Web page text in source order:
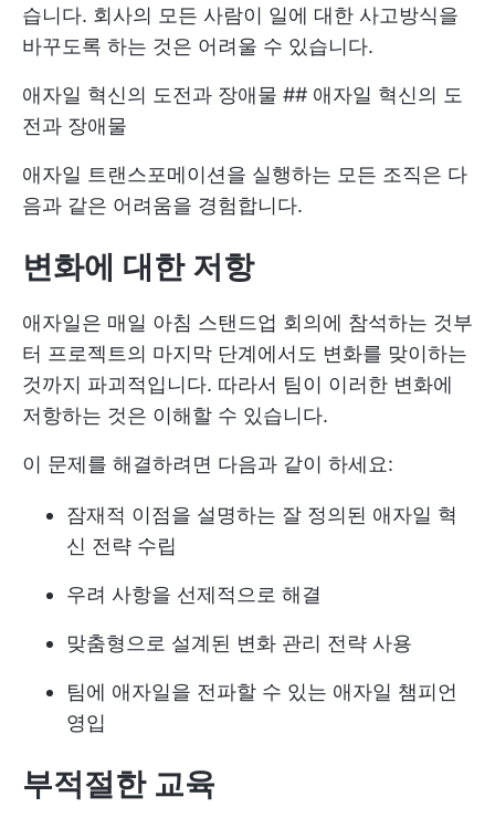
습니다. 회사의 모든 사람이 일에 대한 사고방식을
바꾸도록 하는 것은 어려울 수 있습니다.
애자일 혁신의 도전과 장애물 ## 애자일 혁신의 도
전과 장애물
애자일 트랜스포메이션을 실행하는 모든 조직은 다
음과 같은 어려움을 경험합니다.
변화에 대한 저항
애자일은 매일 아침 스탠드업 회의에 참석하는 것부
터 프로젝트의 마지막 단계에서도 변화를 맞이하는
것까지 파괴적입니다. 따라서 팀이 이러한 변화에
저항하는 것은 이해할 수 있습니다.
이 문제를 해결하려면 다음과 같이 하세요:
잠재적 이점을 설명하는 잘 정의된 애자일 혁
신 전략 수립
우려 사항을 선제적으로 해결
맞춤형으로 설계된 변화 관리 전략 사용
팀에 애자일을 전파할 수 있는 애자일 챔피언
영입
부적절한 교육